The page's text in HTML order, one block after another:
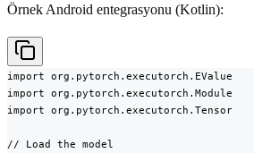
Örnek Android entegrasyonu (Kotlin):
import org.pytorch.executorch.EValue
import org.pytorch.executorch.Module
import org.pytorch.executorch.Tensor
// Load the model